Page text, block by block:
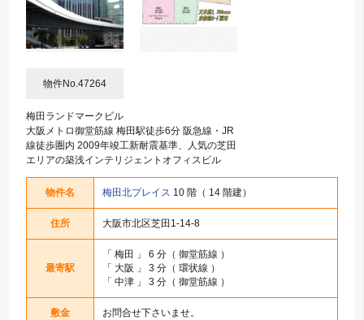
物件No.47264
梅田ランドマークビル
大阪メトロ御堂筋線 梅田駅徒歩6分 阪急線・JR
線徒歩圏内 2009年竣工新耐震基準、人気の芝田
エリアの築浅インテリジェントオフィスビル
物件名 梅田北プレイス 10 階（ 14 階建）
住所 大阪市北区芝田1-14-8
最寄駅
「 梅田
」 6 分（ 御堂筋線 ）
「 大阪
」 3 分（ 環状線 ）
「 中津 」 3 分（ 御堂筋線 ）
敷金 お問合せ下さいませ。